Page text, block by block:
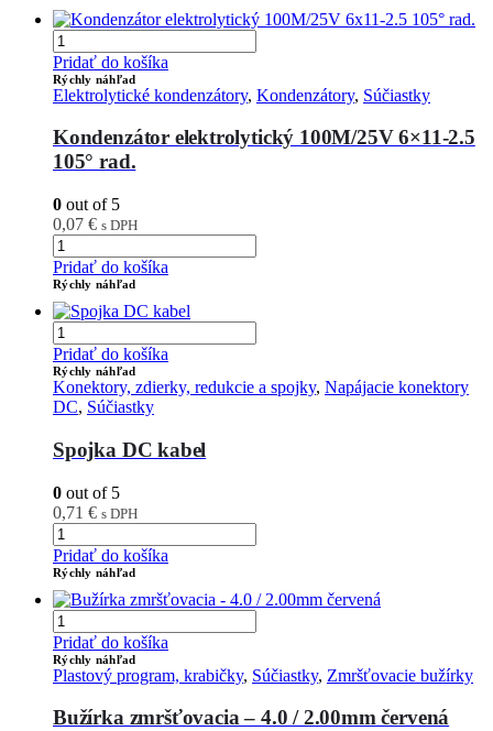
Pridať do košíka
Rýchly náhľad
Elektrolytické kondenzátory, Kondenzátory, Súčiastky
Kondenzátor elektrolytický 100M/25V 6×11-2.5
105° rad.
0 out of 5
0,07 € s DPH
Pridať do košíka
Rýchly náhľad
Pridať do košíka
Rýchly náhľad
Konektory, zdierky, redukcie a spojky, Napájacie konektory
DC, Súčiastky
Spojka DC kabel
0 out of 5
0,71 € s DPH
Pridať do košíka
Rýchly náhľad
Pridať do košíka
Rýchly náhľad
Plastový program, krabičky, Súčiastky, Zmršťovacie bužírky
Bužírka zmršťovacia – 4.0 / 2.00mm červená